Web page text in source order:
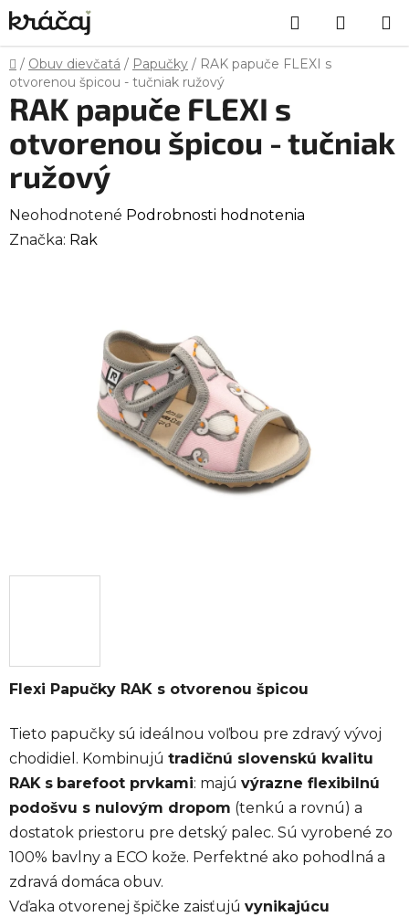
Prejsť
na
obsah
Hľadať
KOŠÍK
Domov
/ Obuv dievčatá / Papučky / RAK papuče FLEXI s
otvorenou špicou - tučniak ružový
Flexi Papučky RAK s otvorenou špicou
Tieto papučky sú ideálnou voľbou pre zdravý vývoj
chodidiel. Kombinujú tradičnú slovenskú kvalitu
RAK s barefoot prvkami: majú výrazne flexibilnú
podošvu s nulovým dropom (tenkú a rovnú) a
dostatok priestoru pre detský palec. Sú vyrobené zo
100% bavlny a ECO kože. Perfektné ako pohodlná a
zdravá domáca obuv.
Vďaka otvorenej špičke zaisťujú vynikajúcu
RAK papuče FLEXI s
otvorenou špicou - tučniak
ružový
Priemerné
hodnotenie
Neohodnotené Podrobnosti hodnotenia
Značka: Rak